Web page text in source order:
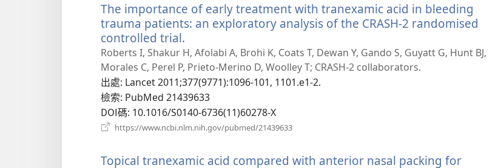
視
窗）
The importance of early treatment with tranexamic acid in bleeding
trauma patients: an exploratory analysis of the CRASH-2 randomised
controlled trial.
啟
新
視
窗）
Roberts I, Shakur H, Afolabi A, Brohi K, Coats T, Dewan Y, Gando S, Guyatt G, Hunt BJ,
Morales C, Perel P, Prieto-Merino D, Woolley T; CRASH-2 collaborators.
出處‎: Lancet 2011;377(9771):1096-101, 1101.e1-2.
檢索‎: PubMed 21439633
DOI碼‎: 10.1016/S0140-6736(11)60278-X
https://www.ncbi.nlm.nih.gov/pubmed/21439633
視
Topical tranexamic acid compared with anterior nasal packing for